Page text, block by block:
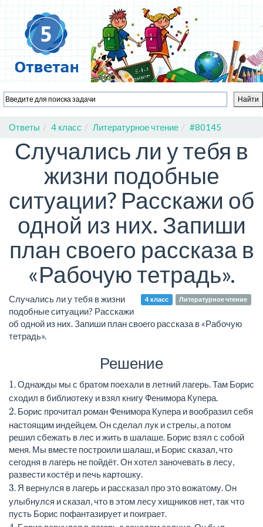
Ответы 4 класс Литературное чтение #80145
Случались ли у тебя в
жизни подобные
ситуации? Расскажи об
одной из них. Запиши
план своего рассказа в
«Рабочую тетрадь».
4 класс Литературное чтение
Случались ли у тебя в жизни
подобные ситуации? Расскажи
об одной из них. Запиши план своего рассказа в «Рабочую
тетрадь».
Решение
1. Однажды мы с братом поехали в летний лагерь. Там Борис
сходил в библиотеку и взял книгу Фенимора Купера.
2. Борис прочитал роман Фенимора Купера и вообразил себя
настоящим индейцем. Он сделал лук и стрелы, а потом
решил сбежать в лес и жить в шалаше. Борис взял с собой
меня. Мы вместе построили шалаш, и Борис сказал, что
сегодня в лагерь не пойдёт. Он хотел заночевать в лесу,
развести костёр и печь картошку.
3. Я вернулся в лагерь и рассказал про это вожатому. Он
улыбнулся и сказал, что в этом лесу хищников нет, так что
пусть Борис пофантазирует и поиграет.